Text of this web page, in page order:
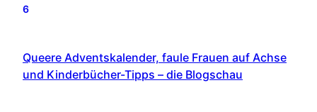
6
Queere Adventskalender, faule Frauen auf Achse
und Kinderbücher-Tipps – die Blogschau